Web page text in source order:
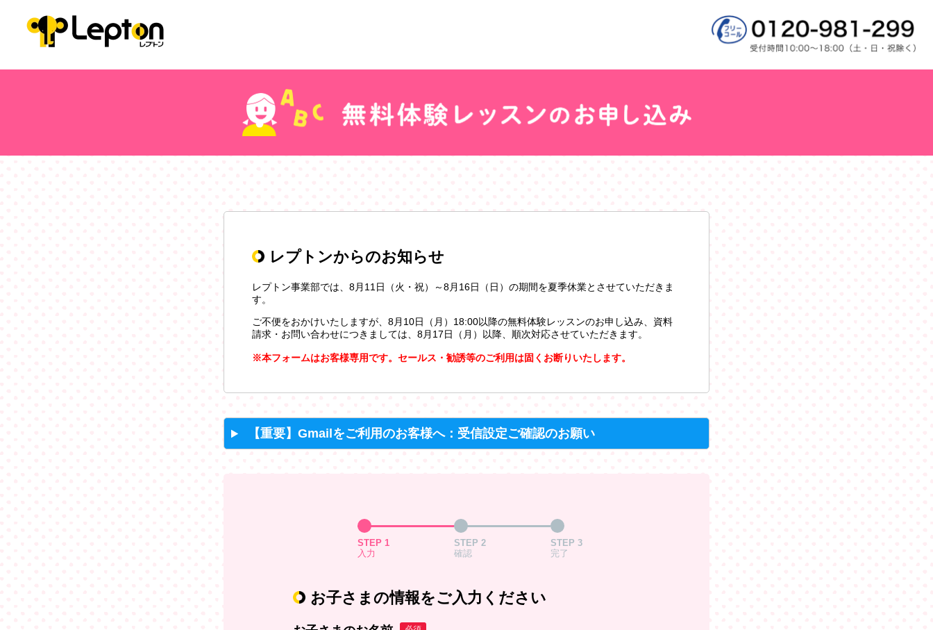
レプトンからのお知らせ
レプトン事業部では、8月11日（火・祝）～8月16日（日）の期間を夏季休業とさせていただきま
す。
ご不便をおかけいたしますが、8月10日（月）18:00以降の無料体験レッスンのお申し込み、資料
請求・お問い合わせにつきましては、8月17日（月）以降、順次対応させていただきます。
※本フォームはお客様専用です。セールス・勧誘等のご利用は固くお断りいたします。
【重要】Gmailをご利用のお客様へ：受信設定ご確認のお願い
STEP 1
入力
STEP 2
確認
STEP 3
完了
お子さまの情報をご入力ください